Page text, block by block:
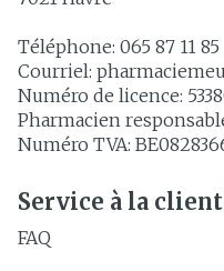
Téléphone: 065 87 11 85
Courriel:
Numéro de licence:
Pharmacien
Numéro TVA:
Service à la
FAQ